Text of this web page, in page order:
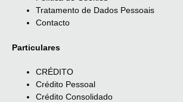
Tratamento de Dados Pessoais
Contacto
Particulares
CRÉDITO
Crédito Pessoal
Crédito Consolidado